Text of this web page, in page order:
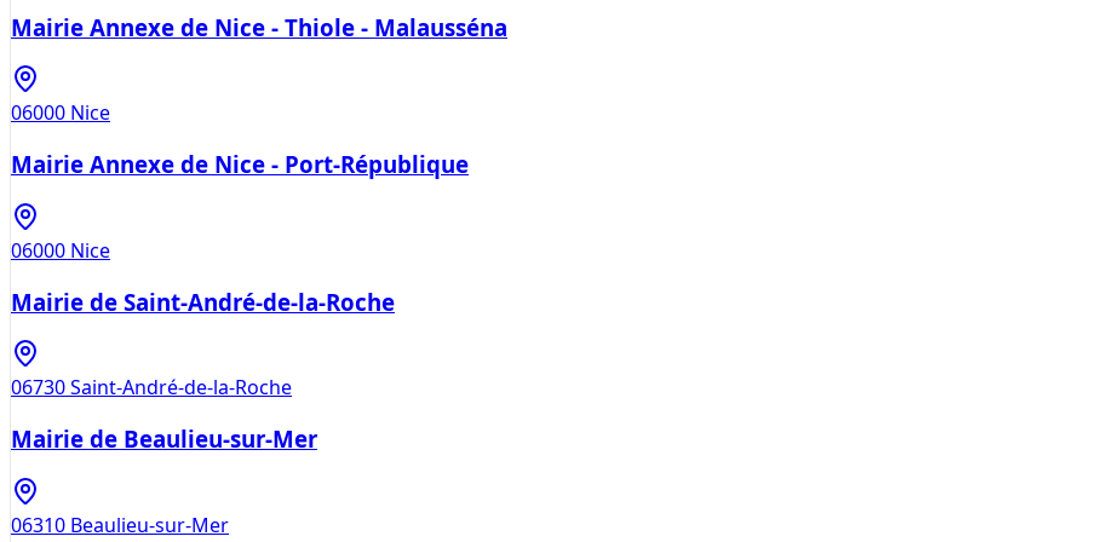
Mairie Annexe de Nice - Thiole - Malausséna
06000 Nice
Mairie Annexe de Nice - Port-République
06000 Nice
Mairie de Saint-André-de-la-Roche
06730Saint-André-de-la-Roche
Mairie de Beaulieu-sur-Mer
06310 Beaulieu-sur-Mer